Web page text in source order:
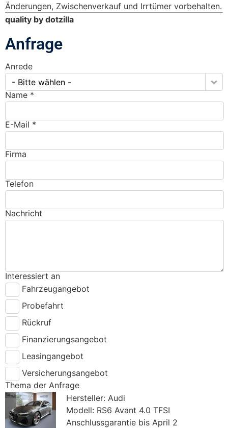
Änderungen, Zwischenverkauf und Irrtümer vorbehalten.
quality by dotzilla
Anfrage
Anrede
- Bitte wählen -
Name *
E-Mail *
Firma
Telefon
Nachricht
Interessiert an
Fahrzeugangebot
Probefahrt
Rückruf
Finanzierungsangebot
Leasingangebot
Versicherungsangebot
Thema der Anfrage
Hersteller: Audi
Modell: RS6 Avant 4.0 TFSI
Anschlussgarantie bis April 2